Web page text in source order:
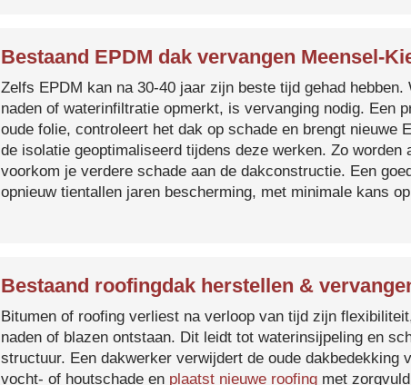
Bestaand EPDM dak vervangen Meensel-
Zelfs EPDM kan na 30-40 jaar zijn beste tijd gehad
naden of waterinfiltratie opmerkt, is vervanging nodig. Een
oude folie, controleert het dak op schade en brengt nieuwe
de isolatie geoptimaliseerd tijdens deze werken. Zo worden
voorkom je verdere schade aan de dakconstructie. Een
opnieuw tientallen jaren bescherming, met minimale kans
Bestaand roofingdak herstellen &
Bitumen of roofing verliest na verloop van tijd zijn
naden of blazen ontstaan. Dit leidt tot waterinsijpeling en
structuur. Een dakwerker verwijdert de oude dakbedekking
vocht- of houtschade en plaatst nieuwe roofing met